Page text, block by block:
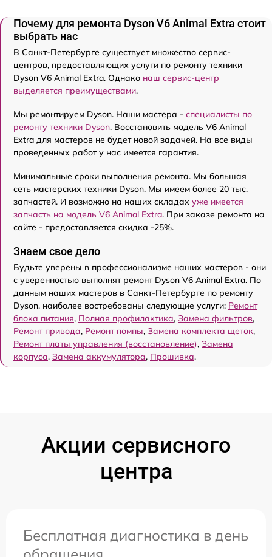
Почему для ремонта Dyson V6 Animal Extra стоит
выбрать нас
В Санкт-Петербурге существует множество сервис-
центров, предоставляющих услуги по ремонту техники
Dyson V6 Animal Extra. Однако наш сервис-центр
выделяется преимуществами.
Мы ремонтируем Dyson. Наши мастера - специалисты по
ремонту техники Dyson. Восстановить модель V6 Animal
Extra для мастеров не будет новой задачей. На все виды
проведенных работ у нас имеется гарантия.
Минимальные сроки выполнения ремонта. Мы большая
сеть мастерских техники Dyson. Мы имеем более 20 тыс.
запчастей. И возможно на наших складах уже имеется
запчасть на модель V6 Animal Extra. При заказе ремонта на
сайте - предоставляется скидка -25%.
Знаем свое дело
Будьте уверены в профессионализме наших мастеров - они
с уверенностью выполнят ремонт Dyson V6 Animal Extra. По
данным наших мастеров в Санкт-Петербурге по ремонту
Dyson, наиболее востребованы следующие услуги: Ремонт
блока питания, Полная профилактика, Замена фильтров,
Ремонт привода, Ремонт помпы, Замена комплекта щеток,
Ремонт платы управления (восстановление), Замена
корпуса, Замена аккумулятора, Прошивка.
Акции сервисного
центра
Бесплатная диагностика в день